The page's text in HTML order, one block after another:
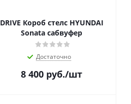
DRIVE Короб стелс HYUNDAI
Sonata сабвуфер
Достаточно
8 400 руб./шт